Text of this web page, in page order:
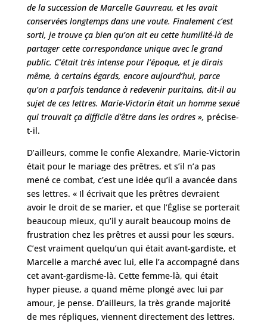
de la succession de Marcelle Gauvreau, et les avait
conservées longtemps dans une voute. Finalement c’est
sorti, je trouve ça bien qu’on ait eu cette humilité-là de
partager cette correspondance unique avec le grand
public. C’était très intense pour l’époque, et je dirais
même, à certains égards, encore aujourd’hui, parce
qu’on a parfois tendance à redevenir puritains, dit-il au
sujet de ces lettres. Marie-Victorin était un homme sexué
qui trouvait ça difficile d’être dans les ordres », précise-
t-il.
D’ailleurs, comme le confie Alexandre, Marie-Victorin
était pour le mariage des prêtres, et s’il n’a pas
mené ce combat, c’est une idée qu’il a avancée dans
ses lettres. « Il écrivait que les prêtres devraient
avoir le droit de se marier, et que l’Église se porterait
beaucoup mieux, qu’il y aurait beaucoup moins de
frustration chez les prêtres et aussi pour les sœurs.
C’est vraiment quelqu’un qui était avant-gardiste, et
Marcelle a marché avec lui, elle l’a accompagné dans
cet avant-gardisme-là. Cette femme-là, qui était
hyper pieuse, a quand même plongé avec lui par
amour, je pense. D’ailleurs, la très grande majorité
de mes répliques, viennent directement des lettres.